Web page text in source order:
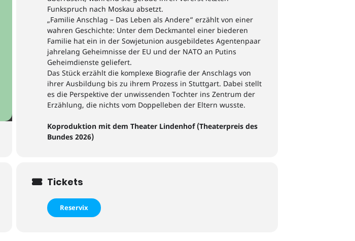
Funkspruch nach Moskau absetzt.
„Familie Anschlag – Das Leben als Andere“ erzählt von einer
wahren Geschichte: Unter dem Deckmantel einer biederen
Familie hat ein in der Sowjetunion ausgebildetes Agentenpaar
jahrelang Geheimnisse der EU und der NATO an Putins
Geheimdienste geliefert.
Das Stück erzählt die komplexe Biografie der Anschlags von
ihrer Ausbildung bis zu ihrem Prozess in Stuttgart. Dabei stellt
es die Perspektive der unwissenden Tochter ins Zentrum der
Erzählung, die nichts vom Doppelleben der Eltern wusste.
Koproduktion mit dem Theater Lindenhof (Theaterpreis des
Bundes 2026)
Tickets
Reservix